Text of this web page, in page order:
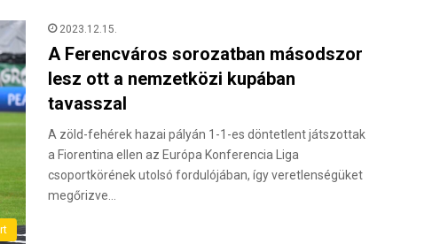
2023.12.15.
A Ferencváros sorozatban másodszor
lesz ott a nemzetközi kupában
tavasszal
A zöld-fehérek hazai pályán 1-1-es döntetlent játszottak
a Fiorentina ellen az Európa Konferencia Liga
csoportkörének utolsó fordulójában, így veretlenségüket
megőrizve…